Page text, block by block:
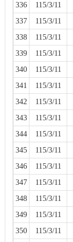
336
115/3/11
337
115/3/11
338
115/3/11
339
115/3/11
340
115/3/11
341
115/3/11
342
115/3/11
343
115/3/11
344
115/3/11
345
115/3/11
346
115/3/11
347
115/3/11
348
115/3/11
349
115/3/11
350
115/3/11